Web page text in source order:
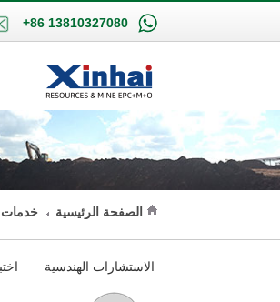
+86 13810327080
الصفحة الرئيسية خدمات
الاستشارات الهندسية